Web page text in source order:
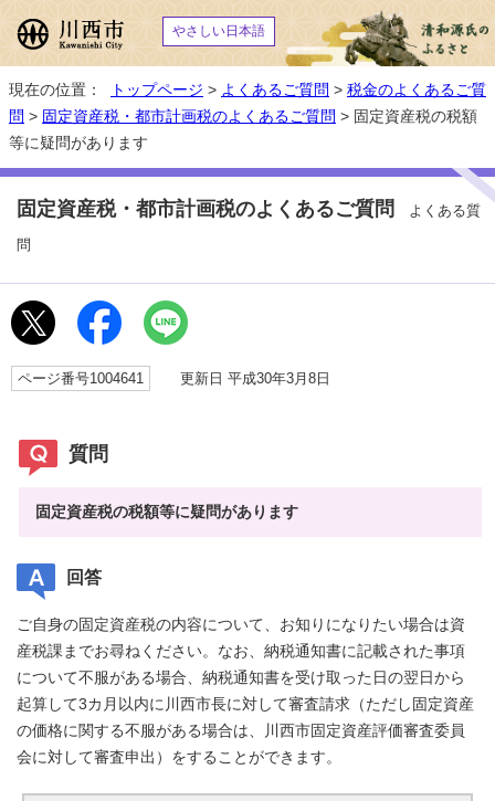
やさしい日本語
現在の位置： トップページ > よくあるご質問 > 税金のよくあるご質
問 > 固定資産税・都市計画税のよくあるご質問 > 固定資産税の税額
等に疑問があります
固定資産税・都市計画税のよくあるご質問 よくある質
問
ページ番号1004641 更新日 平成30年3月8日
質問
固定資産税の税額等に疑問があります
回答
ご自身の固定資産税の内容について、お知りになりたい場合は資
産税課までお尋ねください。なお、納税通知書に記載された事項
について不服がある場合、納税通知書を受け取った日の翌日から
起算して3カ月以内に川西市長に対して審査請求（ただし固定資産
の価格に関する不服がある場合は、川西市固定資産評価審査委員
会に対して審査申出）をすることができます。